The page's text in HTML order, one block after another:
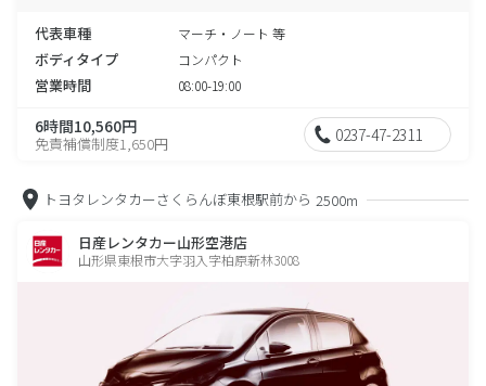
代表車種 マーチ・ノート 等
ボディタイプ コンパクト
営業時間 08:00-19:00
6時間10,560円
免責補償制度1,650円 0237-47-2311
トヨタレンタカーさくらんぼ東根駅前から 2500m
日産レンタカー山形空港店
山形県東根市大字羽入字柏原新林3008